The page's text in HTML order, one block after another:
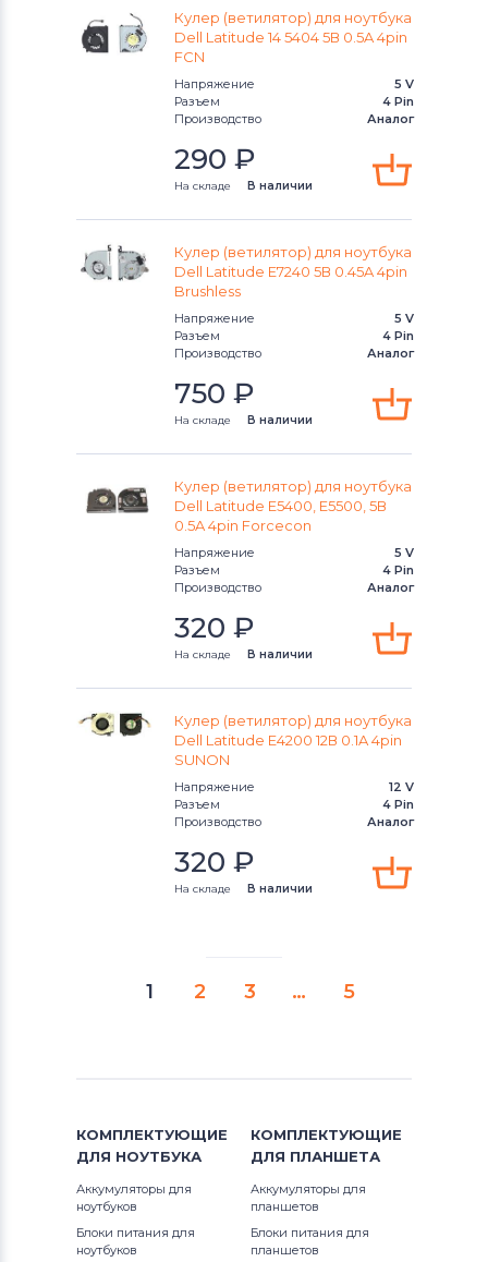
Кулер (ветилятор) для ноутбука
Dell Latitude 14 5404 5В 0.5A 4pin
FCN
Напряжение
5 V
Разъем
4 Pin
Производство
Аналог
290 ₽
На складе В наличии
Кулер (ветилятор) для ноутбука
Dell Latitude E7240 5В 0.45A 4pin
Brushless
Напряжение
5 V
Разъем
4 Pin
Производство
Аналог
750 ₽
На складе В наличии
Кулер (ветилятор) для ноутбука
Dell Latitude E5400, E5500, 5В
0.5A 4pin Forcecon
Напряжение
5 V
Разъем
4 Pin
Производство
Аналог
320 ₽
На складе В наличии
Кулер (ветилятор) для ноутбука
Dell Latitude E4200 12В 0.1A 4pin
SUNON
Напряжение
12 V
Разъем
4 Pin
Производство
Аналог
320 ₽
На складе В наличии
1 2 3 … 5
КОМПЛЕКТУЮЩИЕ
ДЛЯ НОУТБУКА
Аккумуляторы для
ноутбуков
Блоки питания для
ноутбуков
КОМПЛЕКТУЮЩИЕ
ДЛЯ ПЛАНШЕТА
Аккумуляторы для
планшетов
Блоки питания для
планшетов